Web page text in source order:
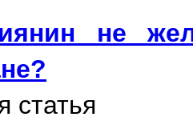
не
статья